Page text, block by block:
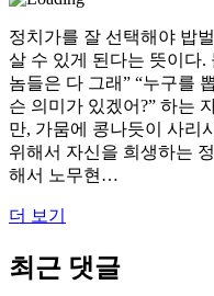
정치가를 잘 선택해야 밥
살 수 있게 된다는 뜻이다.
놈들은 다 그래” “누구를
슨 의미가 있겠어?” 하는
만, 가뭄에 콩나듯이 사리
위해서 자신을 희생하는
해서 노무현…
더 보기
최근 댓글